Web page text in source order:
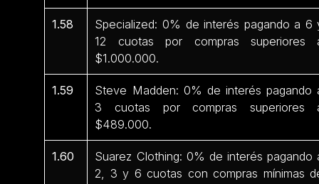
1.58
Specialized: 0% de interés pagando a 6
12 cuotas por compras superiores
$1.000.000.
1.59
Steve Madden: 0% de interés pagando
3 cuotas por compras superiores
$489.000.
1.60
Suarez Clothing: 0% de interés pagando
2, 3 y 6 cuotas con compras mínimas